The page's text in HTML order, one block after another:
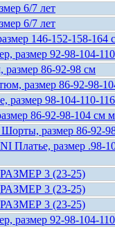
6/7 лет
6/7 лет
146-152-158-164
размер 92-98-104-
86-92-98 см
размер 86-92-98-
размер 98-104-110-
86-92-98-104 см
размер 86-92-
Платье, размер .98-
3 (23-25)
3 (23-25)
3 (23-25)
размер 92-98-104-